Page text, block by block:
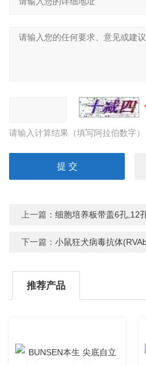
请输入计算结果（填写阿拉伯数字
上一篇：细胞培养板带盖6孔,12
下一篇：小鼠狂犬病毒抗体
推荐产品